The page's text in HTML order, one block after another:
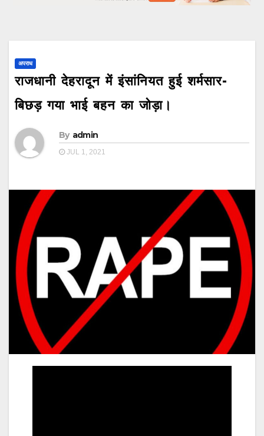
अपराध
राजधानी देहरादून में इंसांनियत हुई शर्मसार-
बिछड़ गया भाई बहन का जोड़ा।
By admin
JUL 1, 2021